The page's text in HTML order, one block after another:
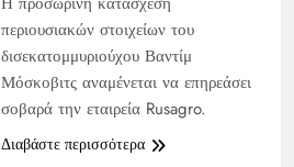
περιουσιακών στοιχείων του
δισεκατομμυριούχου Βαντίμ
Μόσκοβιτς αναμένεται να επηρεάσει
σοβαρά την εταιρεία Rusagro.
Διαβάστε περισσότερα